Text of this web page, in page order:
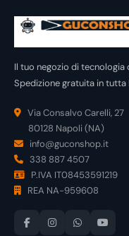
Il tuo negozio di tecnologia
Spedizione gratuita in tutta
Via Consalvo Carelli, 27
80128 Napoli (NA)
info@guconshop.it
338 887 4507
P.IVA IT08453591219
REA NA-959608